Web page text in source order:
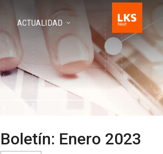
ACTUALIDAD
Boletín: Enero 2023